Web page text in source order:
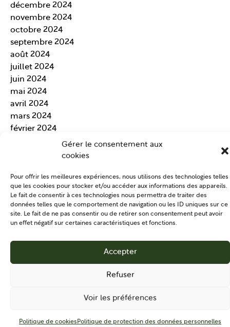
Gérer le consentement aux
cookies
Pour offrir les meilleures expériences, nous utilisons des technologies telles
que les cookies pour stocker et/ou accéder aux informations des appareils.
Le fait de consentir à ces technologies nous permettra de traiter des
données telles que le comportement de navigation ou les ID uniques sur ce
site. Le fait de ne pas consentir ou de retirer son consentement peut avoir
un effet négatif sur certaines caractéristiques et fonctions.
Accepter
Refuser
Voir les préférences
Politique de cookies Politique de protection des données personnelles
décembre 2024
novembre 2024
octobre 2024
septembre 2024
août 2024
juillet 2024
juin 2024
mai 2024
avril 2024
mars 2024
février 2024
En région(11)
France PAT est fièrement propulsé par
WordPress